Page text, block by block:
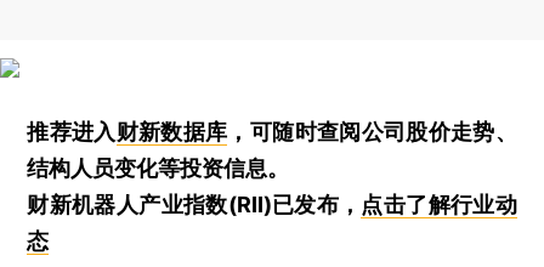
推荐进入财新数据库 ，可随时查阅公司股价走势、
结构人员变化等投资信息。
财新机器人产业指数(RII)已发布， 点击了解行业动
态